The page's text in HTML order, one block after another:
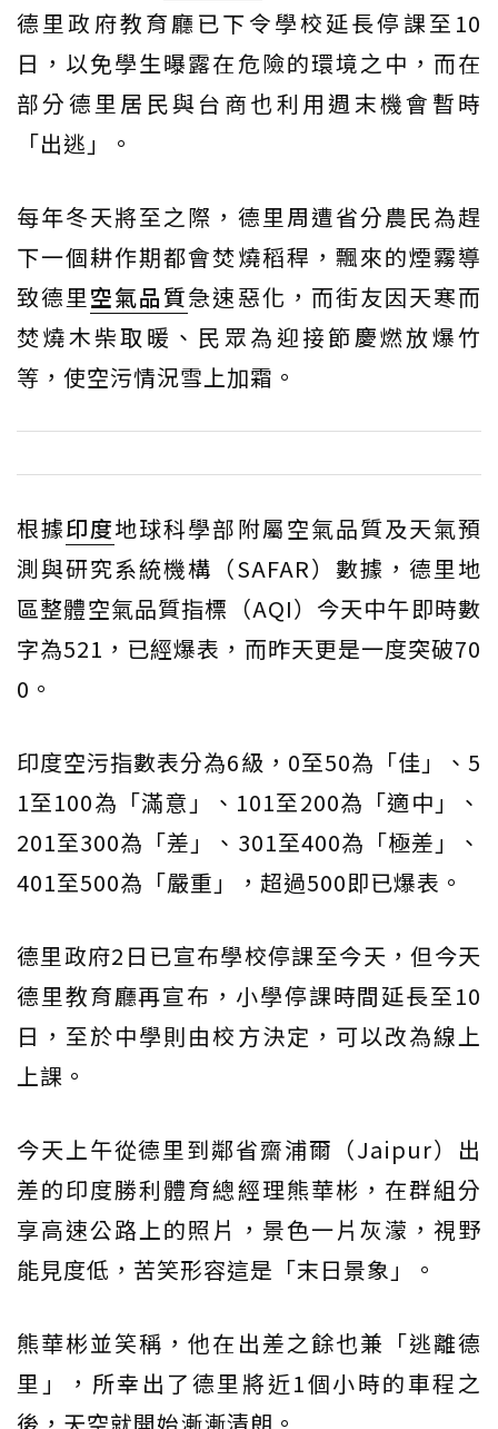
德里政府教育廳已下令學校延長停課至10
日，以免學生曝露在危險的環境之中，而在
部分德里居民與台商也利用週末機會暫時
「出逃」。
每年冬天將至之際，德里周遭省分農民為趕
下一個耕作期都會焚燒稻稈，飄來的煙霧導
致德里空氣品質急速惡化，而街友因天寒而
焚燒木柴取暖、民眾為迎接節慶燃放爆竹
等，使空污情況雪上加霜。
根據印度地球科學部附屬空氣品質及天氣預
測與研究系統機構（SAFAR）數據，德里地
區整體空氣品質指標（AQI）今天中午即時數
字為521，已經爆表，而昨天更是一度突破70
0。
印度空污指數表分為6級，0至50為「佳」、5
1至100為「滿意」、101至200為「適中」、
201至300為「差」、301至400為「極差」、
401至500為「嚴重」，超過500即已爆表。
德里政府2日已宣布學校停課至今天，但今天
德里教育廳再宣布，小學停課時間延長至10
日，至於中學則由校方決定，可以改為線上
上課。
今天上午從德里到鄰省齋浦爾（Jaipur）出
差的印度勝利體育總經理熊華彬，在群組分
享高速公路上的照片，景色一片灰濛，視野
能見度低，苦笑形容這是「末日景象」。
熊華彬並笑稱，他在出差之餘也兼「逃離德
里」，所幸出了德里將近1個小時的車程之